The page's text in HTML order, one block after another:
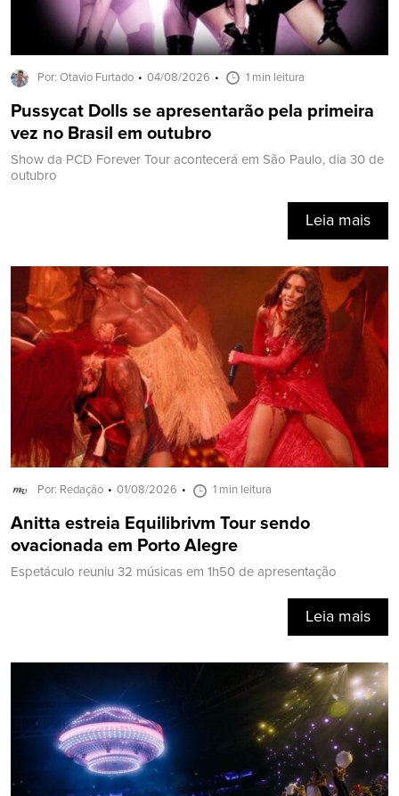
Por: Otavio Furtado 04/08/2026 1 min leitura
Pussycat Dolls se apresentarão pela primeira
vez no Brasil em outubro
Show da PCD Forever Tour acontecerá em São Paulo, dia 30 de
outubro
Leia mais
Por: Redação 01/08/2026 1 min leitura
Anitta estreia Equilibrivm Tour sendo
ovacionada em Porto Alegre
Espetáculo reuniu 32 músicas em 1h50 de apresentação
Leia mais